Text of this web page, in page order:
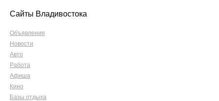
Сайты Владивостока
Объявления
Новости
Авто
Работа
Афиша
Кино
Базы отдыха